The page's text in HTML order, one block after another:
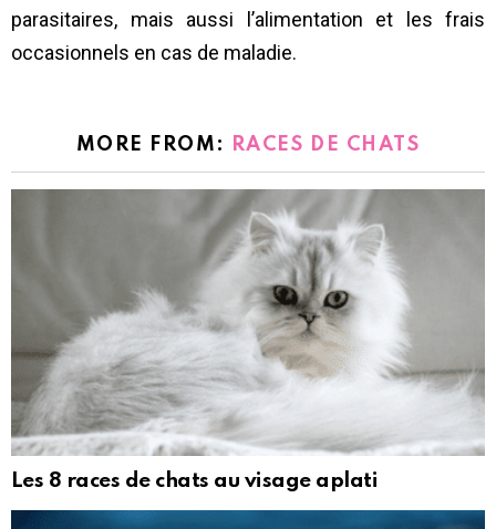
parasitaires, mais aussi l’alimentation et les frais
occasionnels en cas de maladie.
MORE FROM: RACES DE CHATS
Les 8 races de chats au visage aplati